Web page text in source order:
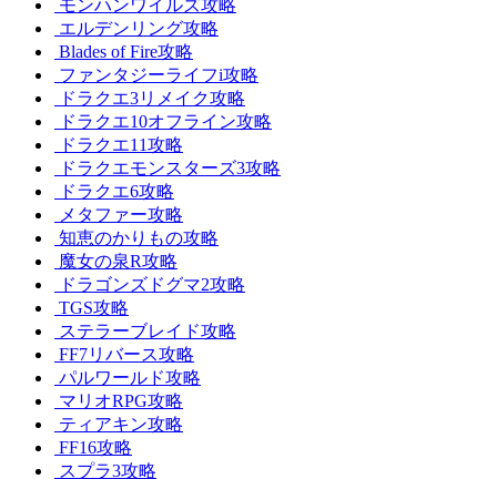
モンハンワイルズ攻略
エルデンリング攻略
Blades of Fire攻略
ファンタジーライフi攻略
ドラクエ3リメイク攻略
ドラクエ10オフライン攻略
ドラクエ11攻略
ドラクエモンスターズ3攻略
ドラクエ6攻略
メタファー攻略
知恵のかりもの攻略
魔女の泉R攻略
ドラゴンズドグマ2攻略
TGS攻略
ステラーブレイド攻略
FF7リバース攻略
パルワールド攻略
マリオRPG攻略
ティアキン攻略
FF16攻略
スプラ3攻略